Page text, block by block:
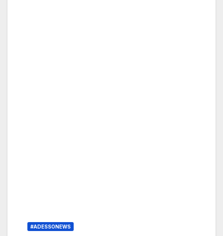
#ADESSONEWS